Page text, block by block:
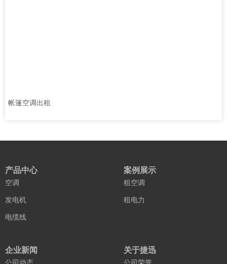
帐篷空调出租
产品中心
空调
发电机
电缆线
案例展示
租空调
租电力
企业新闻 关于捷迅